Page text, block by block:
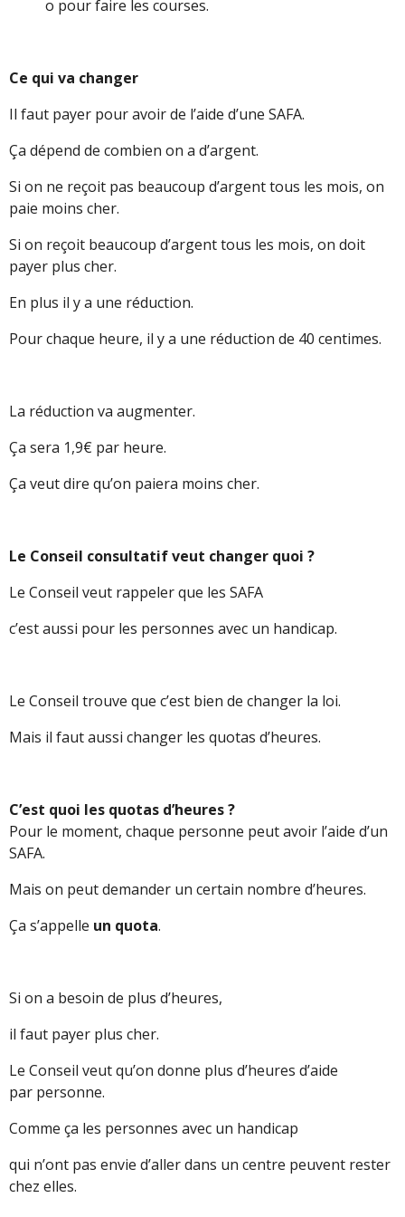
o pour faire les courses.
Ce qui va changer
Il faut payer pour avoir de l’aide d’une SAFA.
Ça dépend de combien on a d’argent.
Si on ne reçoit pas beaucoup d’argent tous les mois, on
paie moins cher.
Si on reçoit beaucoup d’argent tous les mois, on doit
payer plus cher.
En plus il y a une réduction.
Pour chaque heure, il y a une réduction de 40 centimes.
La réduction va augmenter.
Ça sera 1,9€ par heure.
Ça veut dire qu’on paiera moins cher.
Le Conseil consultatif veut changer quoi ?
Le Conseil veut rappeler que les SAFA
c’est aussi pour les personnes avec un handicap.
Le Conseil trouve que c’est bien de changer la loi.
Mais il faut aussi changer les quotas d’heures.
C’est quoi les quotas d’heures ?
Pour le moment, chaque personne peut avoir l’aide d’un
SAFA.
Mais on peut demander un certain nombre d’heures.
Ça s’appelle un quota.
Si on a besoin de plus d’heures,
il faut payer plus cher.
Le Conseil veut qu’on donne plus d’heures d’aide
par personne.
Comme ça les personnes avec un handicap
qui n’ont pas envie d’aller dans un centre peuvent rester
chez elles.